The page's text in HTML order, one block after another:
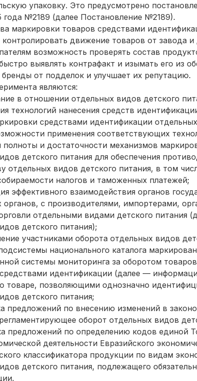
упаковку. Это предусмотрено
года №2189 (далее Постановление №2189).
маркировки товаров средствами
движение товаров от завода и
возможность проверять состав
выявлять контрафакт и изымать его из
от подделок и улучшает их репутацию.
являются:
в отношении отдельных видов детского
технологий нанесения средств
средствами идентификации
применения соответствующих
полноты и достаточности механизмов
детского питания для обеспечения
отдельных видов детского питания, в том
налогов и таможенных платежей;
эффективного взаимодействия органов
органов, с производителями, импортерами,
отдельными видами детского питания
детского питания);
участниками оборота отдельных видов
национального каталога
системы мониторинга за оборотом
идентификации (далее —
товаре, позволяющими однозначно
детского питания;
предложений по внесению изменений в
оборот отдельных видов
предложений по определению кодов единой
деятельности Евразийского
классификатора продукции по видам
детского питания, подлежащего